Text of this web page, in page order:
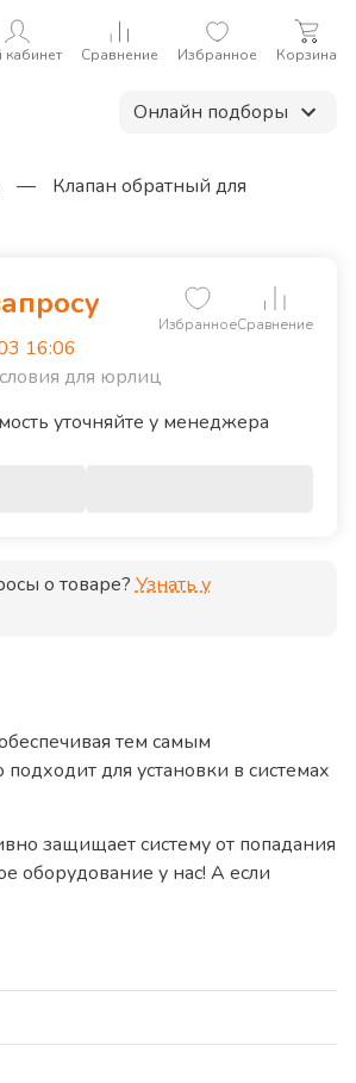
Сравнение Избранное Корзина
Онлайн подборы
—
Клапан обратный для
ИзбранноеСравнение
16:06
для юрлиц
уточняйте у менеджера
о товаре? Узнать у
тем самым
для установки в системах
защищает систему от попадания
оборудование у нас! А если